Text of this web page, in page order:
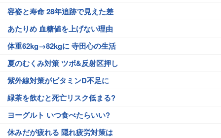
容姿と寿命 28年追跡で見えた差
あたりめ 血糖値を上げない理由
体重62kg→82kgに 寺田心の生活
夏のむくみ対策 ツボ&反射区押し
紫外線対策がビタミンD不足に
緑茶を飲むと死亡リスク低まる?
ヨーグルト いつ食べたらいい?
休みだが疲れる 隠れ疲労対策は